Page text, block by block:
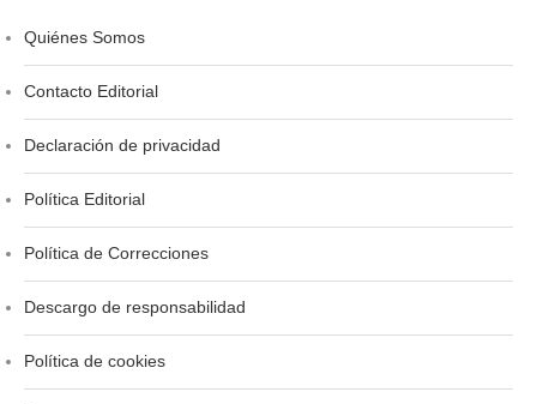
Quiénes Somos
Contacto Editorial
Declaración de privacidad
Política Editorial
Política de Correcciones
Descargo de responsabilidad
Política de cookies